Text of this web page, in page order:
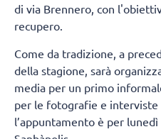
di via Brennero, con
recupero.
Come da tradizione, a
della stagione, sarà
media per un primo
per le fotografie e interviste
l’appuntamento è per